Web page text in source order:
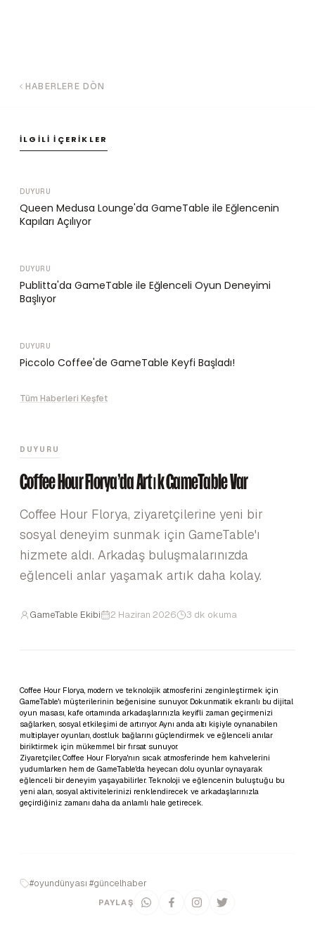
HABERLERE DÖN
İLGILI İÇERIKLER
DUYURU
Queen Medusa Lounge'da GameTable ile Eğlencenin
Kapıları Açılıyor
DUYURU
Publitta'da GameTable ile Eğlenceli Oyun Deneyimi
Başlıyor
DUYURU
Piccolo Coffee'de GameTable Keyfi Başladı!
Tüm Haberleri Keşfet
DUYURU
Coffee Hour Florya'da Artık GameTable Var
Coffee Hour Florya, ziyaretçilerine yeni bir
sosyal deneyim sunmak için GameTable'ı
hizmete aldı. Arkadaş buluşmalarınızda
eğlenceli anlar yaşamak artık daha kolay.
GameTable Ekibi 2 Haziran 2026 3 dk okuma
Coffee Hour Florya, modern ve teknolojik atmosferini zenginleştirmek için
GameTable'ı müşterilerinin beğenisine sunuyor. Dokunmatik ekranlı bu dijital
oyun masası, kafe ortamında arkadaşlarınızla keyifli zaman geçirmenizi
sağlarken, sosyal etkileşimi de artırıyor. Aynı anda altı kişiyle oynanabilen
multiplayer oyunları, dostluk bağlarını güçlendirmek ve eğlenceli anılar
biriktirmek için mükemmel bir fırsat sunuyor.
Ziyaretçiler, Coffee Hour Florya'nın sıcak atmosferinde hem kahvelerini
yudumlarken hem de GameTable'da heyecan dolu oyunlar oynayarak
eğlenceli bir deneyim yaşayabilirler. Teknoloji ve eğlencenin buluştuğu bu
yeni alan, sosyal aktivitelerinizi renklendirecek ve arkadaşlarınızla
geçirdiğiniz zamanı daha da anlamlı hale getirecek.
#oyundünyası #güncelhaber
PAYLAŞ